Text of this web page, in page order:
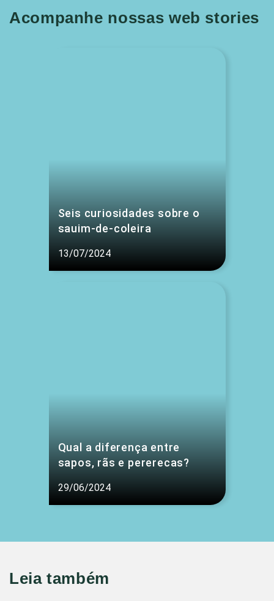
Acompanhe nossas web stories
Seis curiosidades sobre o
sauim-de-coleira
13/07/2024
Qual a diferença entre
sapos, rãs e pererecas?
29/06/2024
Leia também